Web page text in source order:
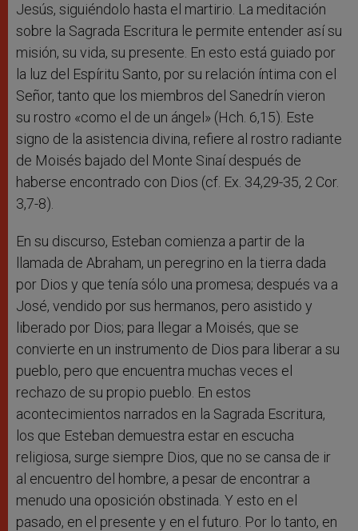
Jesús, siguiéndolo hasta el martirio. La meditación
sobre la Sagrada Escritura le permite entender así su
misión, su vida, su presente. En esto está guiado por
la luz del Espíritu Santo, por su relación íntima con el
Señor, tanto que los miembros del Sanedrín vieron
su rostro «como el de un ángel» (Hch. 6,15). Este
signo de la asistencia divina, refiere al rostro radiante
de Moisés bajado del Monte Sinaí después de
haberse encontrado con Dios (cf. Ex. 34,29-35, 2 Cor.
3,7-8).
En su discurso, Esteban comienza a partir de la
llamada de Abraham, un peregrino en la tierra dada
por Dios y que tenía sólo una promesa; después va a
José, vendido por sus hermanos, pero asistido y
liberado por Dios; para llegar a Moisés, que se
convierte en un instrumento de Dios para liberar a su
pueblo, pero que encuentra muchas veces el
rechazo de su propio pueblo. En estos
acontecimientos narrados en la Sagrada Escritura,
los que Esteban demuestra estar en escucha
religiosa, surge siempre Dios, que no se cansa de ir
al encuentro del hombre, a pesar de encontrar a
menudo una oposición obstinada. Y esto en el
pasado, en el presente y en el futuro. Por lo tanto, en